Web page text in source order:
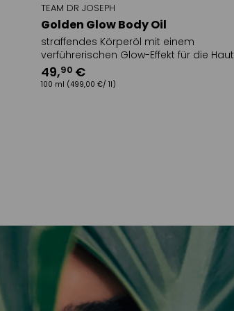
TEAM DR JOSEPH
Golden Glow Body Oil
straffendes Körperöl mit einem
verführerischen Glow-Effekt für die Haut
49,90 €
100 ml (499,00 €/ 1l)